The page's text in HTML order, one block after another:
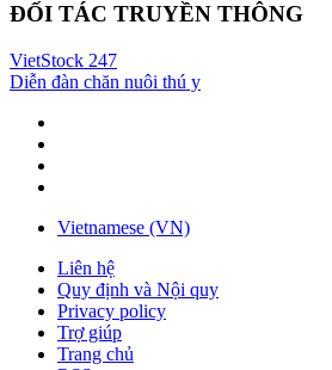
ĐỐI TÁC TRUYỀN THÔNG
VietStock 247
Diễn đàn chăn nuôi thú y
Vietnamese (VN)
Liên hệ
Quy định và Nội quy
Privacy policy
Trợ giúp
Trang chủ